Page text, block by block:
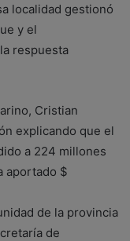
localidad gestionó
y el
respuesta
Cristian
explicando que el
a 224 millones
aportado $
de la provincia
de